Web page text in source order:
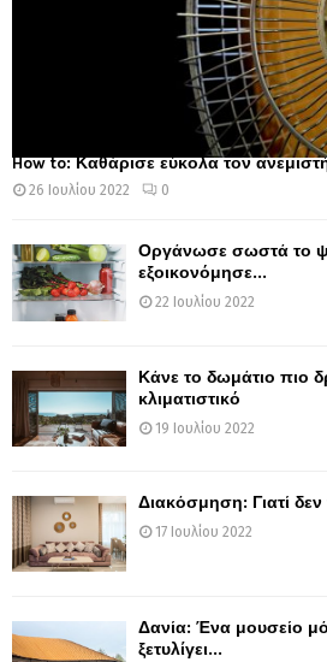
How to: Καθάρισε εύκολα τον
26 Ιουλίου 2022 0
Οργάνωσε σωστά το
εξοικονόμησε...
22 Ιουλίου 2022
Κάνε το δωμάτιο πιο
κλιματιστικό
19 Ιουλίου 2022
Διακόσμηση: Γιατί
17 Ιουλίου 2022
Δανία: Ένα μουσείο
ξετυλίγει...